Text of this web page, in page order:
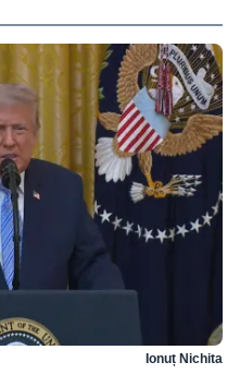
Ionuț Nichita